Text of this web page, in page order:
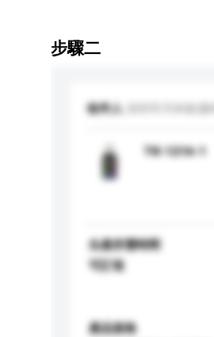
步驟二
收件人
TK-1216-1
生產所需時間
可訂造
產品規格